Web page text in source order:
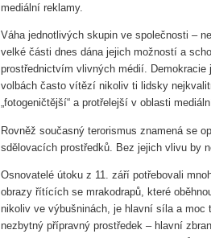
mediální reklamy.
Váha jednotlivých skupin ve společnosti –
velké části dnes dána jejich možností a
prostřednictvím vlivných médií. Demokracie
volbách často vítězí nikoliv ti lidsky
„fotogeničtější“ a protřelejší v oblasti
Rovněž současný terorismus znamená se
sdělovacích prostředků. Bez jejich vlivu by
Osnovatelé útoku z 11. září potřebovali
obrazy řítících se mrakodrapů, které
nikoliv ve výbušninách, je hlavní síla a moc
nezbytný přípravný prostředek – hlavní